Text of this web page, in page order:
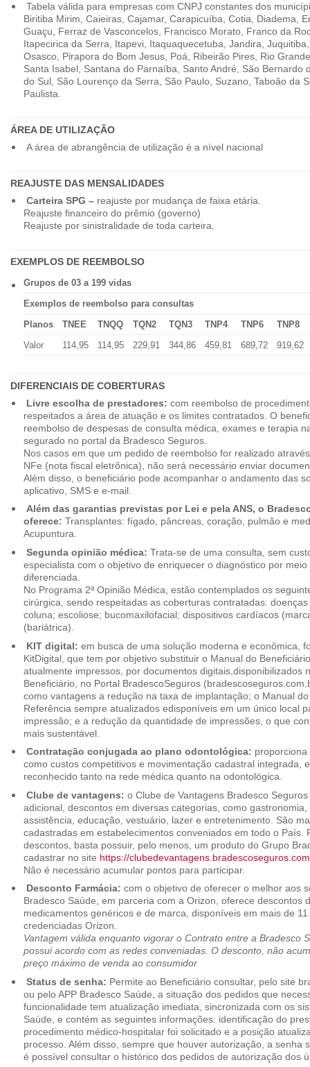
Tabela válida para empresas com CNPJ constantes dos
Biritiba Mirim, Caieiras, Cajamar, Carapicuíba, Cotia, Diadema,
Guaçu, Ferraz de Vasconcelos, Francisco Morato, Franco da
Itapecirica da Serra, Itapevi, Itaquaquecetuba, Jandira,
Osasco, Pirapora do Bom Jesus, Poá, Ribeirão Pires, Rio
Santa Isabel, Santana do Parnaíba, Santo André, São Bernardo
do Sul, São Lourenço da Serra, São Paulo, Suzano, Taboão da
Paulista.
ÁREA DE UTILIZAÇÃO
A área de abrangência de utilização é a nível nacional
REAJUSTE DAS MENSALIDADES
Carteira SPG –reajuste por mudança de faixa etária.
Reajuste financeiro do prêmio (governo)
Reajuste por sinistralidade de toda carteira.
EXEMPLOS DE REEMBOLSO
Grupos de 03 a 199 vidas
Exemplos de reembolso para consultas
Planos
TNEE TNQQ TQN2 TQN3 TNP4 TNP6
TNP8
Valor
114,95 114,95 229,91 344,86 459,81 689,72 919,62
DIFERENCIAIS DE COBERTURAS
Livre escolha de prestadores: com reembolso de
respeitados a área de atuação e os limites contratados. O
reembolso de despesas de consulta médica, exames e terapia
segurado no portal da Bradesco Seguros.
Nos casos em que um pedido de reembolso for realizado
NFe (nota fiscal eletrônica), não será necessário enviar
Além disso, o beneficiário pode acompanhar o andamento das
aplicativo, SMS e e-mail.
Além das garantias previstas por Lei e pela ANS, o
oferece: Transplantes: fígado, pâncreas, coração, pulmão e
Acupuntura.
Segunda opinião médica: Trata-se de uma consulta, sem
especialista com o objetivo de enriquecer o diagnóstico por
diferenciada.
No Programa 2ª Opinião Médica, estão contemplados os
cirúrgica, sendo respeitadas as coberturas contratadas:
coluna; escoliose; bucomaxilofacial; dispositivos cardíacos
(bariátrica).
KIT digital: em busca de uma solução moderna e econômica,
KitDigital, que tem por objetivo substituir o Manual do
atualmente impressos, por documentos digitais,disponibilizados
Beneficiário, no Portal BradescoSeguros
como vantagens a redução na taxa de implantação; o Manual
Referência sempre atualizados edisponíveis em um único local
impressão; e a redução da quantidade de impressões, o que
mais sustentável.
Contratação conjugada ao plano odontológica:
como custos competitivos e movimentação cadastral integrada,
reconhecido tanto na rede médica quanto na odontológica.
Clube de vantagens: o Clube de Vantagens Bradesco
adicional, descontos em diversas categorias, como
assistência, educação, vestuário, lazer e entretenimento. São
cadastradas em estabelecimentos conveniados em todo o País.
descontos, basta possuir, pelo menos, um produto do Grupo
cadastrar no site https://
Não é necessário acumular pontos para participar.
Desconto Farmácia: com o objetivo de oferecer o melhor aos
Bradesco Saúde, em parceria com a Orizon, oferece descontos
medicamentos genéricos e de marca, disponíveis em mais de
credenciadas Orizon.
Vantagem válida enquanto vigorar o Contrato entre a Bradesco
possui acordo com as redes conveniadas. O desconto, não
preço máximo de venda ao consumidor
Status de senha: Permite ao Beneficiário consultar, pelo site
ou pelo APP Bradesco Saúde, a situação dos pedidos que
funcionalidade tem atualização imediata, sincronizada com os
Saúde, e contém as seguintes informações: identificação do
procedimento médico-hospitalar foi solicitado e a posição
processo. Além disso, sempre que houver autorização, a senha
é possível consultar o histórico dos pedidos de autorização dos